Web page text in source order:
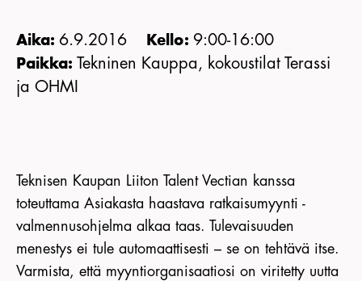
KIRJAUDU JÄSENSIVULLE
Aika: 6.9.2016 Kello: 9:00-16:00
Paikka: Tekninen Kauppa, kokoustilat Terassi
ja OHMI
Teknisen Kaupan Liiton Talent Vectian kanssa
toteuttama Asiakasta haastava ratkaisumyynti -
valmennusohjelma alkaa taas. Tulevaisuuden
menestys ei tule automaattisesti – se on tehtävä itse.
Varmista, että myyntiorganisaatiosi on viritetty uutta